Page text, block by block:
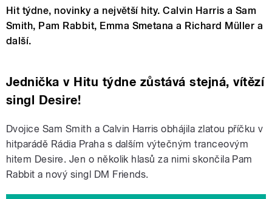
Hit týdne, novinky a největší hity. Calvin Harris a Sam
Smith, Pam Rabbit, Emma Smetana a Richard Müller a
další.
Jednička v Hitu týdne zůstává stejná, vítězí
singl Desire!
Dvojice Sam Smith a Calvin Harris obhájila zlatou příčku v
hitparádě Rádia Praha s dalším výtečným tranceovým
hitem Desire. Jen o několik hlasů za nimi skončila Pam
Rabbit a nový singl DM Friends.